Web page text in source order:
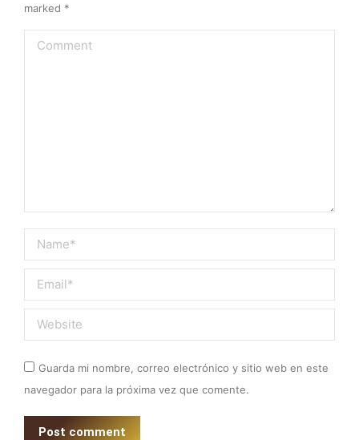
marked *
Comment
Name *
Email *
Website
Guarda mi nombre, correo electrónico y sitio web en este
navegador para la próxima vez que comente.
Post comment